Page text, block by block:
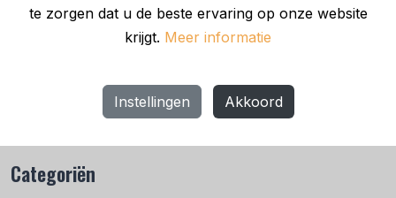
te zorgen dat u de beste ervaring op onze website
krijgt. Meer informatie
Instellingen Akkoord
Geplaatst in Nieuws • 1 apr. 2025
Deel bericht
Recente berichten
Categoriën